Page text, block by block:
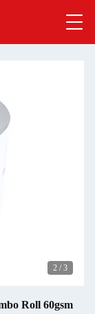
2 / 3
Roll 60gsm